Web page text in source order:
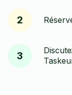
2
3